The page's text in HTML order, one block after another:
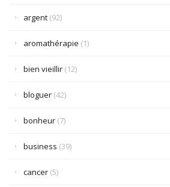
argent (92)
aromathérapie (1)
bien vieillir (12)
bloguer (42)
bonheur (7)
business (39)
cancer (5)